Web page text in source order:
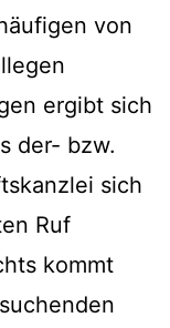
von
ergibt sich
der- bzw.
sich
Ruf
kommt